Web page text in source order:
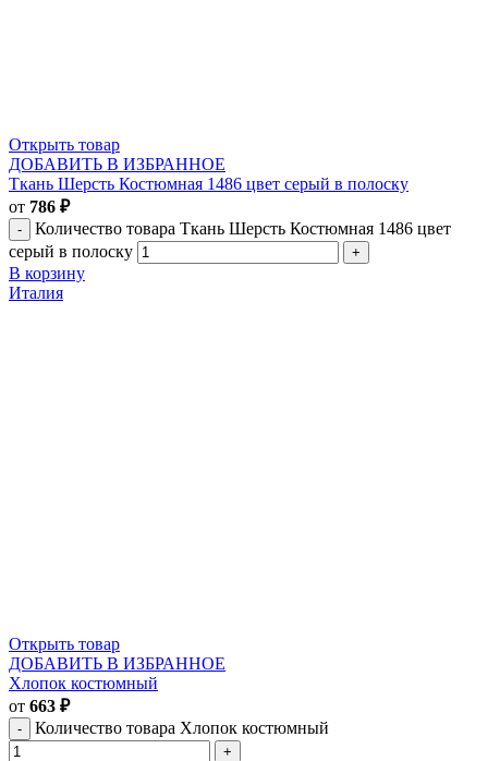
Открыть товар
ДОБАВИТЬ В ИЗБРАННОЕ
Ткань Шерсть Костюмная 1486 цвет серый в полоску
от 786 ₽
Количество товара Ткань Шерсть Костюмная 1486 цвет
серый в полоску
В корзину
Италия
Открыть товар
ДОБАВИТЬ В ИЗБРАННОЕ
Хлопок костюмный
от 663 ₽
Количество товара Хлопок костюмный